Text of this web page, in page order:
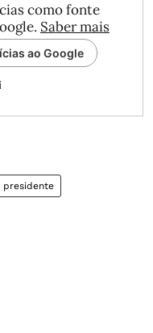
como fonte
Saber mais
ao Google
presidente